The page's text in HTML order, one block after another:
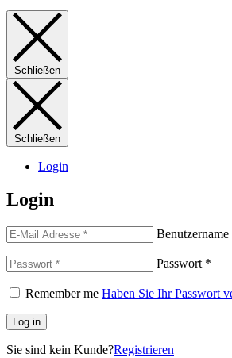
Schließen
Schließen
Login
Login
Passwort *
Remember me Haben Sie Ihr Passwort
Log in
Sie sind kein Kunde?Registrieren